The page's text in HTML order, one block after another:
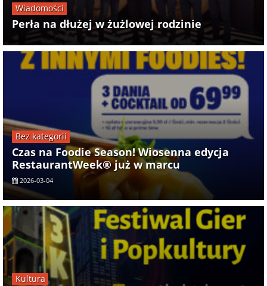
Wiadomości
Perła na dłużej w żużlowej rodzinie
Bez kategorii
Czas na Foodie Season! Wiosenna edycja
RestaurantWeek® już w marcu
2026-03-04
Kultura